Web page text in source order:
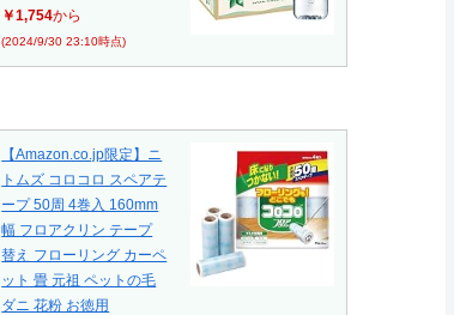
￥1,754から
(2024/9/30 23:10時点)
【Amazon.co.jp限定】ニ
トムズ コロコロ スペアテ
ープ 50周 4巻入 160mm
幅 フロアクリン テープ
替え フローリング カーペ
ット 畳 元祖 ペットの毛
ダニ 花粉 お徳用